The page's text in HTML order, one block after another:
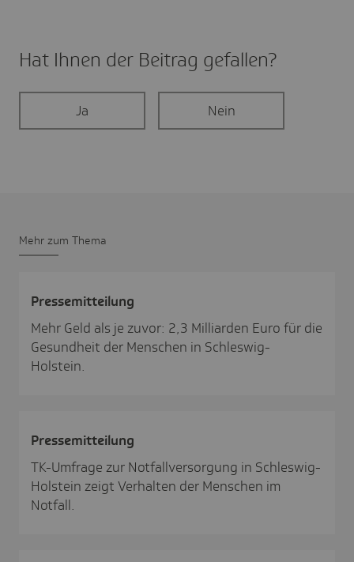
Hat Ihnen der Beitrag gefal­len?
Ja Nein
Mehr zum Thema
Pres­se­mit­tei­lung
Mehr Geld als je zuvor: 2,3 Milliarden Euro für die
Gesundheit der Menschen in Schleswig-
Holstein.
Pres­se­mit­tei­lung
TK-Umfrage zur Notfallversorgung in Schleswig-
Holstein zeigt Verhalten der Menschen im
Notfall.